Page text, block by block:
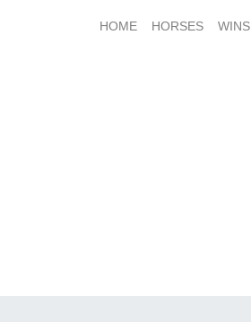
HOME
HORSES WINS